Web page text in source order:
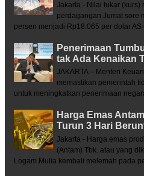
Jakarta - Nilai tukar (kurs)
perdagangan Jumat sore
persen menjadi Rp18.065 per dolar AS
Penerimaan
tak Ada Kenaikan
JAKARTA – Menteri
memastikan pemerintah
untuk meningkatkan penerimaan
Harga Emas
Turun 3 Hari
Jakarta - Harga emas
(Antam) Tbk. atau yang
Logam Mulia kembali melemah pada